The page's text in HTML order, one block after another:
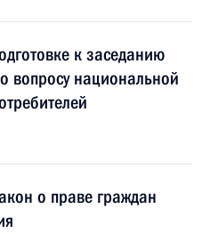
к заседанию
вопросу национальной
о праве граждан